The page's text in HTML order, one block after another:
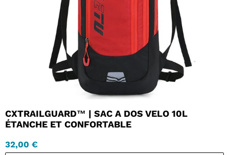
CXTRAILGUARD™ | SAC A DOS VELO 10L
ÉTANCHE ET CONFORTABLE
32,00 €